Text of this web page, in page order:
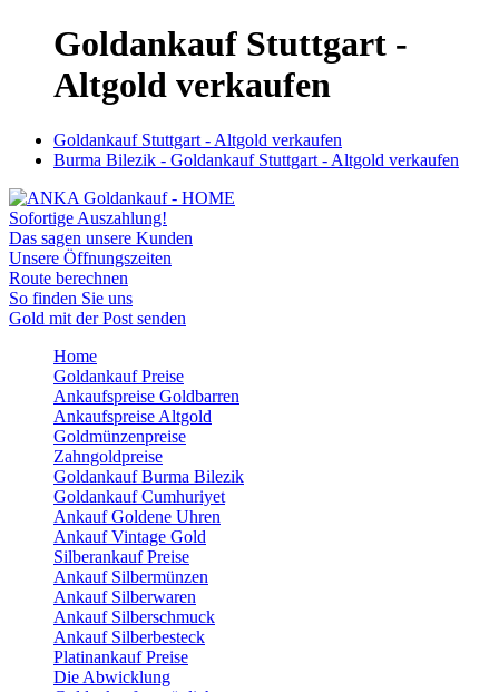
Goldankauf Stuttgart -
Altgold verkaufen
Goldankauf Stuttgart - Altgold verkaufen
Burma Bilezik - Goldankauf Stuttgart - Altgold verkaufen
Sofortige Auszahlung!
Das sagen unsere Kunden
Unsere Öffnungszeiten
Route berechnen
So finden Sie uns
Gold mit der Post senden
Home
Goldankauf Preise
Ankaufspreise Goldbarren
Ankaufspreise Altgold
Goldmünzenpreise
Zahngoldpreise
Goldankauf Burma Bilezik
Goldankauf Cumhuriyet
Ankauf Goldene Uhren
Ankauf Vintage Gold
Silberankauf Preise
Ankauf Silbermünzen
Ankauf Silberwaren
Ankauf Silberschmuck
Ankauf Silberbesteck
Platinankauf Preise
Die Abwicklung